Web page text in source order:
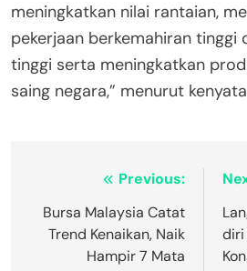
meningkatkan nilai rantaian,
pekerjaan berkemahiran tinggi
tinggi serta meningkatkan
saing negara,” menurut
navigation
Previous:
Bursa Malaysia Catat
Trend Kenaikan, Naik
Hampir 7 Mata
diri